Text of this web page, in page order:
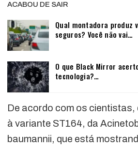
ACABOU DE SAIR
Qual montadora produz
seguros? Você não vai…
O que Black Mirror
tecnologia?…
De acordo com os cientistas,
à variante ST164, da
baumannii, que está